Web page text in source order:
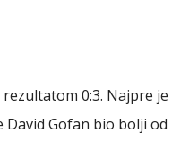
0:3. Najpre je
David Gofan bio bolji od